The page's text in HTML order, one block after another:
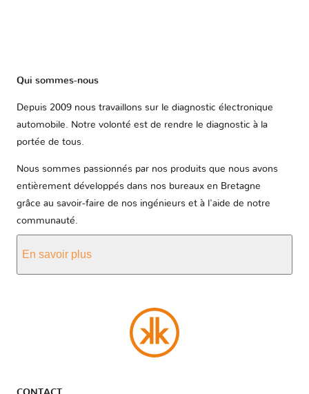
Qui sommes-nous
Depuis 2009 nous travaillons sur le diagnostic électronique
automobile. Notre volonté est de rendre le diagnostic à la
portée de tous.
Nous sommes passionnés par nos produits que nous avons
entièrement développés dans nos bureaux en Bretagne
grâce au savoir-faire de nos ingénieurs et à l'aide de notre
communauté.
En savoir plus